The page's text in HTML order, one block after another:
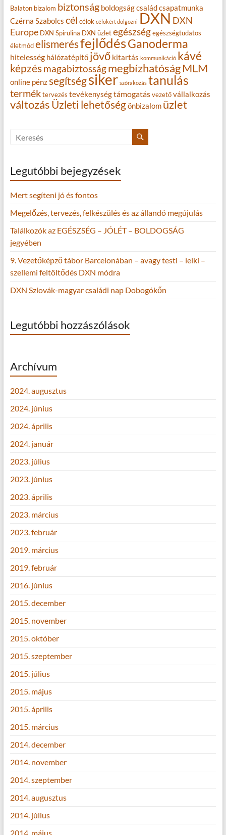
Balaton bizalom biztonság boldogságcsaládcsapatmunka
Czérna Szabolcs cél célok célokért dolgozni DXNDXN
Europe DXN Spirulina DXN üzlet egészség egészségtudatos
életmód elismerésfejlődésGanoderma
hitelesség hálózatépítő jövő kitartás kommunikáció kávé
képzésmagabiztosságmegbízhatóságMLM
online pénzsegítségsiker szórakozás tanulás
termék tervezés tevékenységtámogatás vezető vállalkozás
változás Üzleti lehetőségönbizalom üzlet
Legutóbbi bejegyzések
Mert segíteni jó és fontos
Megelőzés, tervezés, felkészülés és az állandó megújulás
Találkozók az EGÉSZSÉG – JÓLÉT – BOLDOGSÁG
jegyében
9. Vezetőképző tábor Barcelonában – avagy testi – lelki –
szellemi feltöltődés DXN módra
DXN Szlovák-magyar családi nap Dobogókőn
Legutóbbi hozzászólások
Archívum
2024. augusztus
2024. június
2024. április
2024. január
2023. július
2023. június
2023. április
2023. március
2023. február
2019. március
2019. február
2016. június
2015. december
2015. november
2015. október
2015. szeptember
2015. július
2015. május
2015. április
2015. március
2014. december
2014. november
2014. szeptember
2014. augusztus
2014. július
2014. május